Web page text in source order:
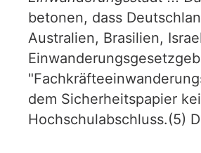
betonen, dass
Australien, Brasilien,
dem Sicherheitspapier
Hochschulabschluss.(5)